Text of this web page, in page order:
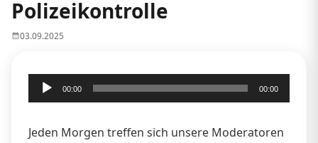
Polizeikontrolle
03.09.2025
Audio-
Player
00:00 00:00
Jeden Morgen treffen sich unsere Moderatoren